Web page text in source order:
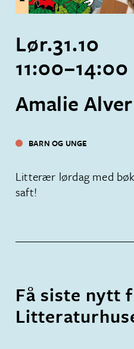
Amalie Alver
BARN OG UNGE
Lør.31.10
11:00–14:00
Litterær lørdag med
saft!
Få siste nytt